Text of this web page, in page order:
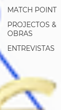
MATCH POINT
PROJECTOS &
OBRAS
ENTREVISTAS